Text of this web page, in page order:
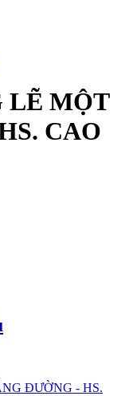
LẼ MỘT
CAO
ĐƯỜNG - HS.